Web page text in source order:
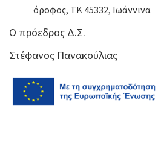
όροφος, ΤΚ 45332, Ιωάννινα
Ο πρόεδρος Δ.Σ.
Στέφανος Πανακούλιας